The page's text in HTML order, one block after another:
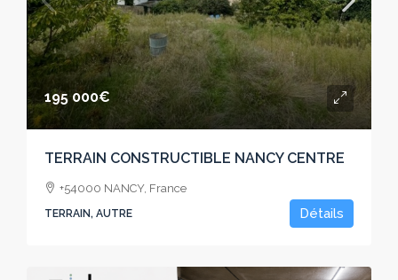
195 000€
TERRAIN CONSTRUCTIBLE NANCY CENTRE
+54000 NANCY, France
TERRAIN, AUTRE Détails